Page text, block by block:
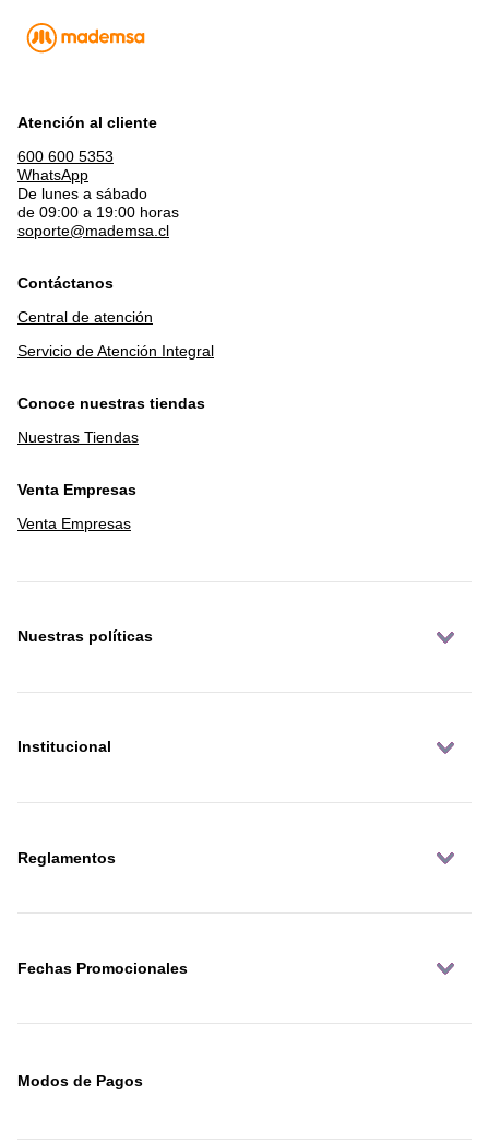
Atención al cliente
600 600 5353
WhatsApp
De lunes a sábado
de 09:00 a 19:00 horas
soporte@mademsa.cl
Contáctanos
Central de atención
Servicio de Atención Integral
Conoce nuestras tiendas
Nuestras Tiendas
Venta Empresas
Venta Empresas
Nuestras políticas
Institucional
Reglamentos
Fechas Promocionales
Modos de Pagos